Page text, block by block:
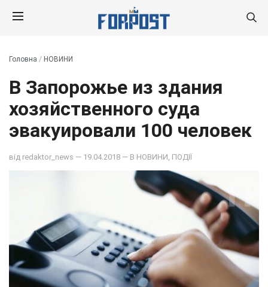
Головна / НОВИНИ
В Запорожье из здания
хозяйственного суда
эвакуировали 100 человек
від redaktor_news — 19.04.2018 — В НОВИНИ ПОДІЇ